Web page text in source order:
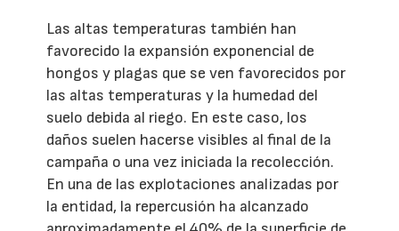
Las altas temperaturas también han
favorecido la expansión exponencial de
hongos y plagas que se ven favorecidos por
las altas temperaturas y la humedad del
suelo debida al riego. En este caso, los
daños suelen hacerse visibles al final de la
campaña o una vez iniciada la recolección.
En una de las explotaciones analizadas por
la entidad, la repercusión ha alcanzado